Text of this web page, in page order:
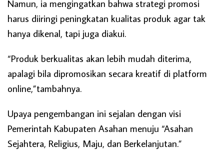
Namun, ia mengingatkan bahwa strategi promosi
harus diiringi peningkatan kualitas produk agar tak
hanya dikenal, tapi juga diakui.
“Produk berkualitas akan lebih mudah diterima,
apalagi bila dipromosikan secara kreatif di platform
online,”tambahnya.
Upaya pengembangan ini sejalan dengan visi
Pemerintah Kabupaten Asahan menuju “Asahan
Sejahtera, Religius, Maju, dan Berkelanjutan.”